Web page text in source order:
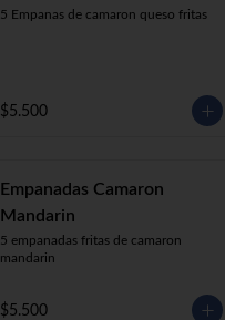
5 Empanas de camaron queso fritas
$5.500
Empanadas Camaron
Mandarin
5 empanadas fritas de camaron
mandarin
$5.500